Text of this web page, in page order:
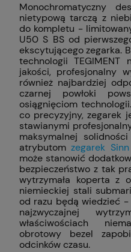
Monochromatyczny
nietypową tarczą z
do kompletu -
U50 S BS od
ekscytującego zegarka.
technologii TEGIMENT
jakości, profesjonalny
również najbardziej
czarnej powłoki
osiągnięciom
co precyzyjny, zegarek
stawianymi
maksymalnej
atrybutomzegarek Sinn
może stanowić
bezpieczeństwo z tak
wytrzymała koperta z
niemieckiej stali
od razu będą wiedzieć
najzwyczajnej
właściwościach
obrotowy bezel
odcinków czasu.